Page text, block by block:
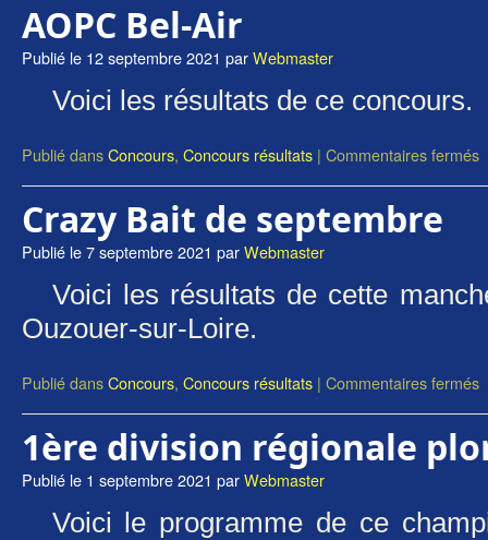
AOPC Bel-Air
Publié le 12 septembre 2021 parWebmaster
Voici les résultats de ce concours.
Publié dansConcours, Concours résultats | Commentaires fermés
Crazy Bait de septembre
Publié le7 septembre 2021 parWebmaster
Voici les résultats de cette
Ouzouer-sur-Loire.
Publié dansConcours, Concours résultats | Commentaires fermés
1ère division régionale
Publié le 1 septembre 2021 parWebmaster
Voici le programme de ce